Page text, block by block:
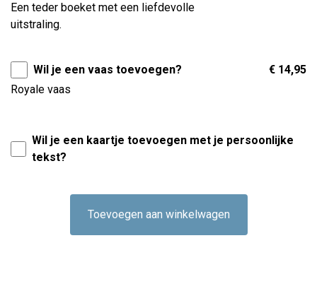
Een teder boeket met een liefdevolle
uitstraling.
Wil je een vaas toevoegen?
Royale vaas
€ 14,95
Wil je een kaartje toevoegen met je persoonlijke
tekst?
Toevoegen aan winkelwagen